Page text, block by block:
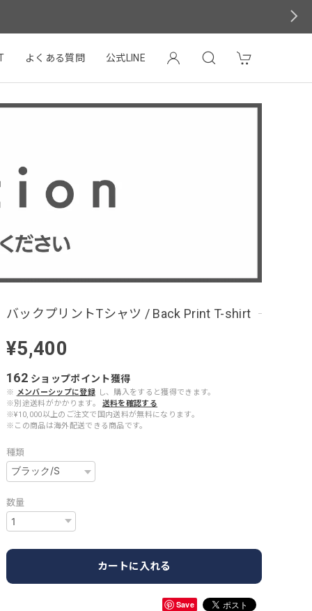
よくある質問 公式LINE
バックプリントTシャツ / Back Print T-shirt
¥5,400
162 ショップポイント獲得
※ メンバーシップに登録
し、購入をすると獲得できます。
※別途送料がかかります。
送料を確認する
※¥10,000以上のご注文で国内送料が無料になります。
※この商品は海外配送できる商品です。
種類
数量
カートに入れる
Save